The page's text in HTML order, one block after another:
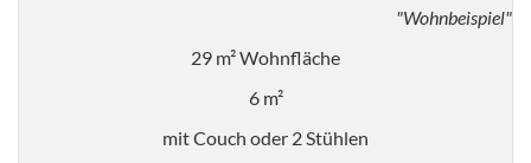
"Wohnbeispiel"
29 m² Wohnfläche
6 m²
mit Couch oder 2 Stühlen